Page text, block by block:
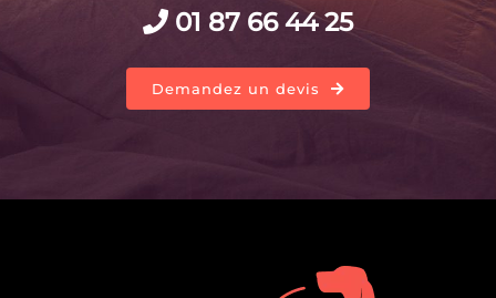
01 87 66 44 25
Demandez un devis